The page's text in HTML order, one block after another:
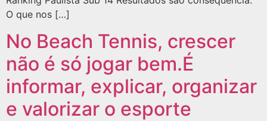
O que nos […]
No Beach Tennis, crescer
não é só jogar bem.É
informar, explicar, organizar
e valorizar o esporte